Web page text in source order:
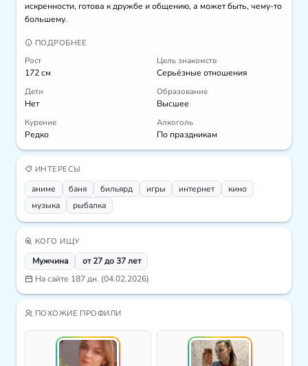
искренности, готова к дружбе и общению, а может быть, чему-то
большему.
ПОДРОБНЕЕ
Рост
172 см
Цель знакомств
Серьёзные отношения
Дети
Нет
Образование
Высшее
Курение
Редко
Алкоголь
По праздникам
ИНТЕРЕСЫ
аниме баня бильярд игры интернет
кино
музыка
рыбалка
КОГО ИЩУ
Мужчина
от 27 до 37 лет
На сайте 187 дн. (04.02.2026)
ПОХОЖИЕ ПРОФИЛИ